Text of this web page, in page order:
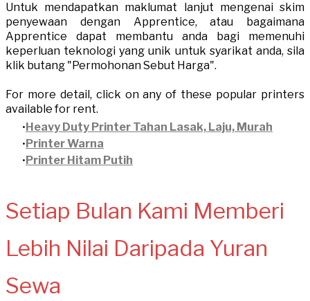
​Untuk mendapatkan maklumat lanjut mengenai skim
penyewaan dengan Apprentice, atau bagaimana
Apprentice dapat membantu anda bagi memenuhi
keperluan teknologi yang unik untuk syarikat anda, sila
klik butang "Permohonan Sebut Harga".
For more detail, click on any of these popular printers
available for rent.​
Heavy Duty Printer Tahan Lasak, Laju, Murah
Printer Warna
Printer Hitam Putih
Setiap Bulan Kami Memberi
Lebih Nilai Daripada Yuran
Sewa